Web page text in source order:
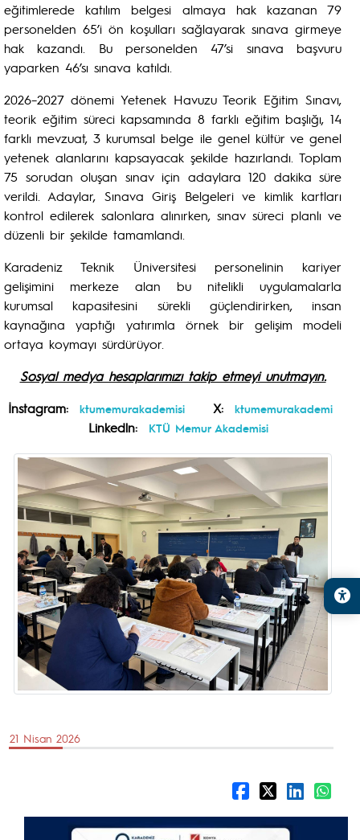
eğitimlerede katılım belgesi almaya hak kazanan 79
personelden 65’i ön koşulları sağlayarak sınava girmeye
hak kazandı. Bu personelden 47’si sınava başvuru
yaparken 46’sı sınava katıldı.
2026–2027 dönemi Yetenek Havuzu Teorik Eğitim Sınavı,
teorik eğitim süreci kapsamında 8 farklı eğitim başlığı, 14
farklı mevzuat, 3 kurumsal belge ile genel kültür ve genel
yetenek alanlarını kapsayacak şekilde hazırlandı. Toplam
75 sorudan oluşan sınav için adaylara 120 dakika süre
verildi. Adaylar, Sınava Giriş Belgeleri ve kimlik kartları
kontrol edilerek salonlara alınırken, sınav süreci planlı ve
düzenli bir şekilde tamamlandı.
Karadeniz Teknik Üniversitesi personelinin kariyer
gelişimini merkeze alan bu nitelikli uygulamalarla
kurumsal kapasitesini sürekli güçlendirirken, insan
kaynağına yaptığı yatırımla örnek bir gelişim modeli
ortaya koymayı sürdürüyor.
Sosyal medya hesaplarımızı takip etmeyi unutmayın.
İnstagram:
ktumemurakademisi X: ktumemurakademi
Linkedln: KTÜ Memur Akademisi
21 Nisan 2026